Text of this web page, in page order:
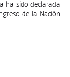
ha sido declarada
de la Nación